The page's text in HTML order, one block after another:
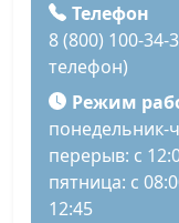
Телефон
8 (800) 100-
телефон)
Режим
понедельник-
перерыв: с
пятница: с
12:45